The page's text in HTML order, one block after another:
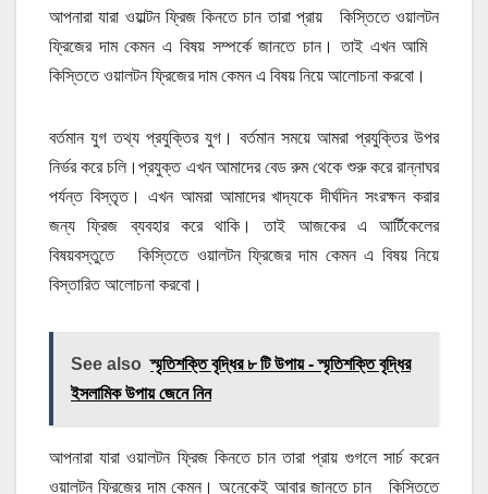
আপনারা যারা ওয়াল্টন ফ্রিজ কিনতে চান তারা প্রায় কিস্তিতে ওয়ালটন
ফ্রিজের দাম কেমন এ বিষয় সম্পর্কে জানতে চান। তাই এখন আমি
কিস্তিতে ওয়ালটন ফ্রিজের দাম কেমন এ বিষয় নিয়ে আলোচনা করবো।
বর্তমান যুগ তথ্য প্রযুক্তির যুগ। বর্তমান সময়ে আমরা প্রযুক্তির উপর
নির্ভর করে চলি।প্রযুক্ত এখন আমাদের বেড রুম থেকে শুরু করে রান্নাঘর
পর্যন্ত বিস্তৃত। এখন আমরা আমাদের খাদ্যকে দীর্ঘদিন সংরক্ষন করার
জন্য ফ্রিজ ব্যবহার করে থাকি। তাই আজকের এ আর্টিকেলের
বিষয়বস্তুতে কিস্তিতে ওয়ালটন ফ্রিজের দাম কেমন এ বিষয় নিয়ে
বিস্তারিত আলোচনা করবো।
See also স্মৃতিশক্তি বৃদ্ধির ৮ টি উপায় - স্মৃতিশক্তি বৃদ্ধির
ইসলামিক উপায় জেনে নিন
আপনারা যারা ওয়ালটন ফ্রিজ কিনতে চান তারা প্রায় গুগলে সার্চ করেন
ওয়ালটন ফ্রিজের দাম কেমন। অনেকেই আবার জানতে চান কিস্তিতে